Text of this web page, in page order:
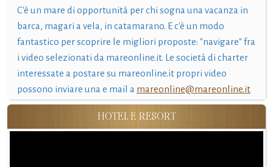
C'è un mare di opportunità per chi sogna una vacanza in
barca, magari a vela, in catamarano. E c'è un modo
fantastico per scoprire le migliori proposte: "navigare" fra
i video selezionati da mareonline.it. Le società di charter
interessate a postare su mareonline.it propri video
possono inviare una e mail a mareonline@mareonline.it
HOTEL E RESORT